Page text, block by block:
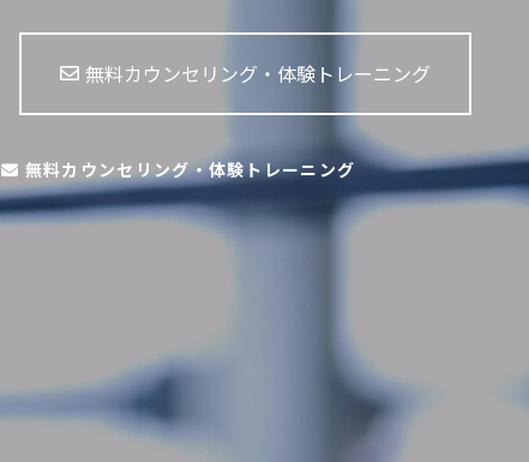
無料カウンセリング・体験トレーニング
無料カウンセリング・体験トレーニング